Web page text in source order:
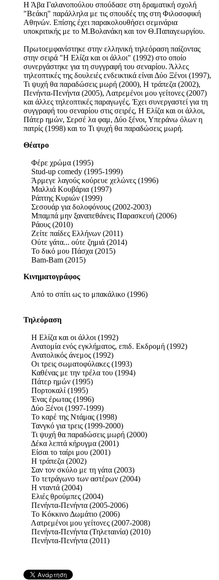
Η Άβα Γαλανοπούλου σπούδασε στη δραματική σχολή
"Βεάκη" παράλληλα με τις σπουδές της στη Φιλοσοφική
Αθηνών. Επίσης έχει παρακολουθήσει σεμινάρια
υποκριτικής με το Μ.Βολανάκη και τον Θ.Παπαγεωργίου.
Πρωτοεμφανίστηκε στην ελληνική τηλεόραση παίζοντας
στην σειρά "Η Ελίζα και οι άλλοι" (1992) στο οποίο
συνεργάστηκε για τη συγγραφή του σεναρίου. Άλλες
τηλεοπτικές της δουλειές ενδεικτικά είναι Δύο Ξένοι (1997),
Τι ψυχή θα παραδώσεις μωρή (2000), Η τράπεζα (2002),
Πενήντα-Πενήντα (2005), Λατρεμένοι μου γείτονες (2007)
και άλλες τηλεοπτικές παραγωγές. Έχει συνεργαστεί για τη
συγγραφή του σεναρίου στις σειρές, Η Ελίζα και οι άλλοι,
Πάτερ ημών, Σερσέ λα φαμ, Δύο ξένοι, Υπεράνω όλων η
πατρίς (1998) και το Τι ψυχή θα παραδώσεις μωρή.
Θέατρο
Φέρε χρώμα (1995)
Stud-up comedy (1995-1999)
Άρμεγε λαγούς κούρευε χελώνες (1996)
Μαλλιά Κουβάρια (1997)
Ράπτης Κυριών (1999)
Σεσουάρ για δολοφόνους (2002-2003)
Μπαμπά μην ξαναπεθάνεις Παρασκευή (2006)
Ράους (2010)
Ζείτε παίδες Ελλήνων (2011)
Ούτε γάτα... ούτε ζημιά (2014)
Το δικό μου Πάσχα (2015)
Bam-Bam (2015)
Κινηματογράφος
Από το σπίτι ως το μπακάλικο (1996)
Τηλεόραση
Η Ελίζα και οι άλλοι (1992)
Ανατομία ενός εγκλήματος, επιδ. Εκδρομή (1992)
Ανατολικός άνεμος (1992)
Οι τρεις σωματοφύλακες (1993)
Καθένας με την τρέλα του (1994)
Πάτερ ημών (1995)
Πορτοκαλί (1995)
Ένας έρωτας (1996)
Δύο Ξένοι (1997-1999)
Το καρέ της Ντάμας (1998)
Τανγκό για τρεις (1999-2000)
Τι ψυχή θα παραδώσεις μωρή (2000)
Δέκα λεπτά κήρυγμα (2001)
Είσαι το ταίρι μου (2001)
Η τράπεζα (2002)
Σαν τον σκύλο με τη γάτα (2003)
Το τετράγωνο των αστέρων (2004)
Η νταντά (2004)
Ελιές θρούμπες (2004)
Πενήντα-Πενήντα (2005-2006)
Το Κόκκινο Δωμάτιο (2006)
Λατρεμένοι μου γείτονες (2007-2008)
Πενήντα-Πενήντα (Τηλεταινία) (2010)
Πενήντα-Πενήντα (2011)